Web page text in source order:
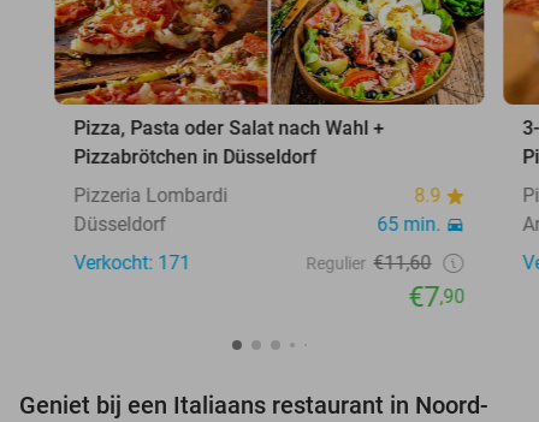
Pizza, Pasta oder Salat nach Wahl +
Pizzabrötchen in Düsseldorf
Pizzeria Lombardi
8.9
Düsseldorf
65 min.
Verkocht: 171
Regulier €11,60
€7,90
Geniet bij een Italiaans restaurant in Noord-